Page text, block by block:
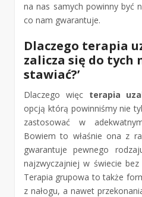
na nas samych powinny być
co nam gwarantuje.
Dlaczego terapia
zalicza się do
stawiać?’
Dlaczego więc terapia
opcją którą powinniśmy nie
zastosować w
Bowiem to właśnie ona z
gwarantuje pewnego
najzwyczajniej w świecie
Terapia grupowa to także
z nałogu, a nawet